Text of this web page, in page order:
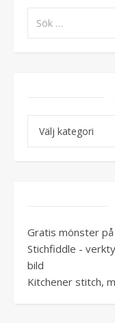
Gratis mönster
Stichfiddle -
bild
Kitchener stitch,